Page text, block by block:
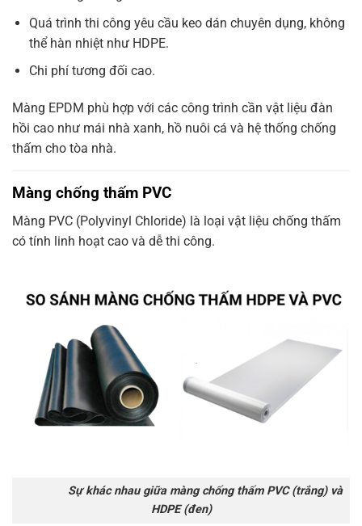
Quá trình thi công yêu cầu keo dán chuyên dụng, không
thể hàn nhiệt như HDPE.
Chi phí tương đối cao.
Màng EPDM phù hợp với các công trình cần vật liệu đàn
hồi cao như mái nhà xanh, hồ nuôi cá và hệ thống chống
thấm cho tòa nhà.
Màng chống thấm PVC
Màng PVC (Polyvinyl Chloride) là loại vật liệu chống thấm
có tính linh hoạt cao và dễ thi công.
Sự khác nhau giữa màng chống thấm PVC (trắng) và
HDPE (đen)